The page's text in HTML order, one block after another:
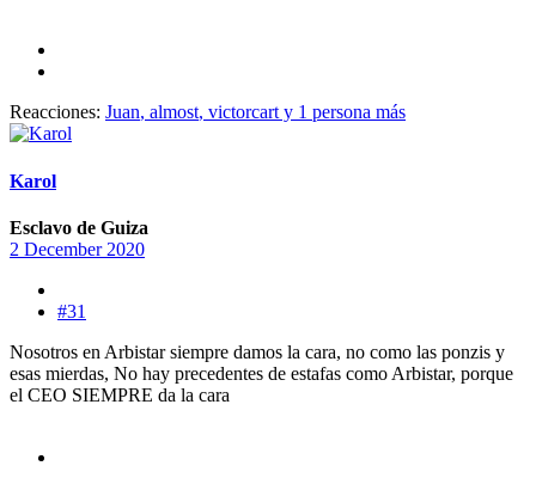
Reacciones: Juan, almost, victorcart y 1 persona más
Karol
Esclavo de Guiza
2 December 2020
#31
Nosotros en Arbistar siempre damos la cara, no como las ponzis y
esas mierdas, No hay precedentes de estafas como Arbistar, porque
el CEO SIEMPRE da la cara